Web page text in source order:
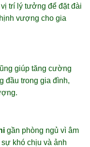
trí lý tưởng để đặt đài
vượng cho gia
giúp tăng cường
đầu trong gia đình,
gần phòng ngủ vì âm
khó chịu và ảnh